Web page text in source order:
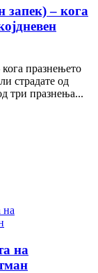
запек) – кога
празнењето
страдате од
три празнења...
на